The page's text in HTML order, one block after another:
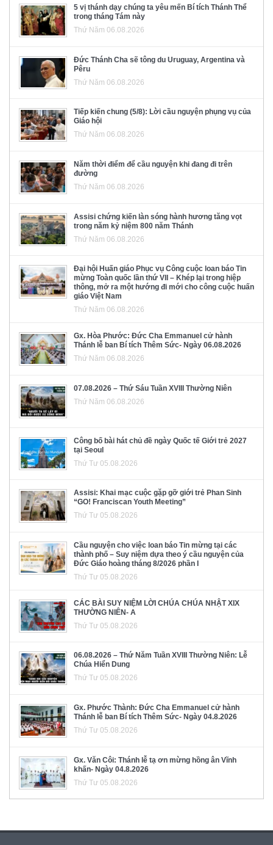
5 vị thánh dạy chúng ta yêu mến Bí tích Thánh Thể
trong tháng Tám này
Thứ Năm 06.08.2026
Đức Thánh Cha sẽ tông du Uruguay, Argentina và
Pêru
Thứ Năm 06.08.2026
Tiếp kiến chung (5/8): Lời cầu nguyện phụng vụ của
Giáo hội
Thứ Năm 06.08.2026
Năm thời điểm để cầu nguyện khi đang đi trên
đường
Thứ Năm 06.08.2026
Assisi chứng kiến làn sóng hành hương tăng vọt
trong năm kỷ niệm 800 năm Thánh
Thứ Năm 06.08.2026
Đại hội Huấn giáo Phục vụ Công cuộc loan báo Tin
mừng Toàn quốc lần thứ VII – Khép lại trong hiệp
thông, mở ra một hướng đi mới cho công cuộc huấn
giáo Việt Nam
Thứ Năm 06.08.2026
Gx. Hòa Phước: Đức Cha Emmanuel cử hành
Thánh lễ ban Bí tích Thêm Sức- Ngày 06.08.2026
Thứ Năm 06.08.2026
07.08.2026 – Thứ Sáu Tuần XVIII Thường Niên
Thứ Năm 06.08.2026
Công bố bài hát chủ đề ngày Quốc tế Giới trẻ 2027
tại Seoul
Thứ Tư 05.08.2026
Assisi: Khai mạc cuộc gặp gỡ giới trẻ Phan Sinh
“GO! Franciscan Youth Meeting”
Thứ Tư 05.08.2026
Cầu nguyện cho việc loan báo Tin mừng tại các
thành phố – Suy niệm dựa theo ý cầu nguyện của
Đức Giáo hoàng tháng 8/2026 phần I
Thứ Tư 05.08.2026
CÁC BÀI SUY NIỆM LỜI CHÚA CHÚA NHẬT XIX
THƯỜNG NIÊN- A
Thứ Tư 05.08.2026
06.08.2026 – Thứ Năm Tuần XVIII Thường Niên: Lễ
Chúa Hiển Dung
Thứ Tư 05.08.2026
Gx. Phước Thành: Đức Cha Emmanuel cử hành
Thánh lễ ban Bí tích Thêm Sức- Ngày 04.8.2026
Thứ Tư 05.08.2026
Gx. Văn Côi: Thánh lễ tạ ơn mừng hồng ân Vĩnh
khấn- Ngày 04.8.2026
Thứ Tư 05.08.2026